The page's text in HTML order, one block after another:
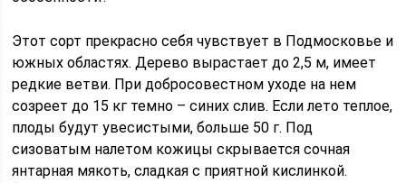
Этот сорт прекрасно себя чувствует в Подмосковье и
южных областях. Дерево вырастает до 2,5 м, имеет
редкие ветви. При добросовестном уходе на нем
созреет до 15 кг темно – синих слив. Если лето теплое,
плоды будут увесистыми, больше 50 г. Под
сизоватым налетом кожицы скрывается сочная
янтарная мякоть, сладкая с приятной кислинкой.